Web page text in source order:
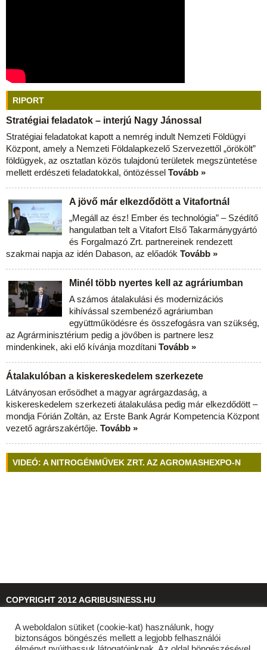
RIPORT
Stratégiai feladatok – interjú Nagy Jánossal
Stratégiai feladatokat kapott a nemrég indult Nemzeti Földügyi
Központ, amely a Nemzeti Földalapkezelő Szervezettől „örökölt”
földügyek, az osztatlan közös tulajdonú területek megszüntetése
mellett erdészeti feladatokkal, öntözéssel Tovább »
A jövő már elkezdődött a Vitafortnál
„Megáll az ész! Ember és technológia” – Szédítő
hangulatban telt a Vitafort Első Takarmánygyártó
és Forgalmazó Zrt. partnereinek rendezett
szakmai napja az idén Dabason, az előadók Tovább »
Minél több nyertes kell az agráriumban
A számos átalakulási és modernizációs
kihívással szembenéző agráriumban
együttműködésre és összefogásra van szükség,
az Agrárminisztérium pedig a jövőben is partnere lesz
mindenkinek, aki elő kívánja mozdítani Tovább »
Átalakulóban a kiskereskedelem szerkezete
Látványosan erősödhet a magyar agrárgazdaság, a
kiskereskedelem szerkezeti átalakulása pedig már elkezdődött –
mondja Fórián Zoltán, az Erste Bank Agrár Kompetencia Központ
vezető agrárszakértője. Tovább »
VIDEÓ: A NITROGÉNMŰVEK ZRT. AZ AGROMASHEXPO-N
COPYRIGHT 2012 AGRIBUSINESS.HU
© 2026agribusiness.hu
A weboldalon sütiket (cookie-kat) használunk, hogy
biztonságos böngészés mellett a legjobb felhasználói